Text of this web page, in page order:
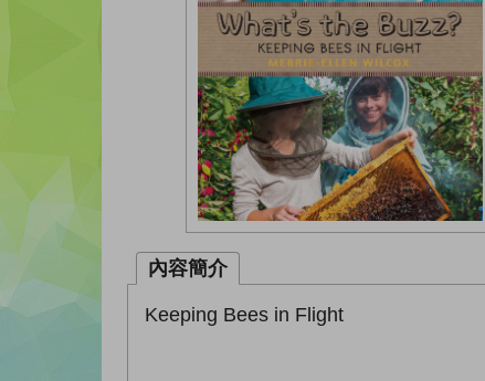
內容簡介
Keeping Bees in Flight